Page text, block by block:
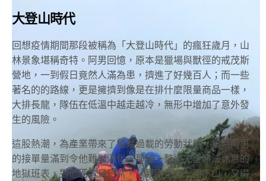
大登山時代
回想疫情期間那段被稱為「大登山時代」的瘋狂歲月，山
林景象堪稱奇特。阿男回憶，原本是獵場與獸徑的戒茂斯
營地，一到假日竟然人滿為患，擠進了好幾百人；而一些
著名的的路線，更是擁擠到像是在排什麼限量商品一樣，
大排長龍，隊伍在低溫中越走越冷，無形中增加了意外發
生的風險。
這股熱潮，為產業帶來了極端過載的勞動狀態。當時阿男
的接單量滿到令他難以消化，那種一整週完全無法休息的
地獄班表，對他而言是日常。「我剛帶完一團下山，又得